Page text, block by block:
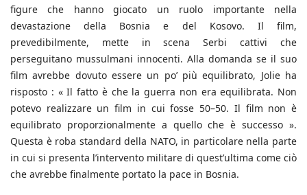
figure che hanno giocato un ruolo importante nella
devastazione della Bosnia e del Kosovo. Il film,
prevedibilmente, mette in scena Serbi cattivi che
perseguitano mussulmani innocenti. Alla domanda se il suo
film avrebbe dovuto essere un po’ più equilibrato, Jolie ha
risposto : « Il fatto è che la guerra non era equilibrata. Non
potevo realizzare un film in cui fosse 50–50. Il film non è
equilibrato proporzionalmente a quello che è successo ».
Questa è roba standard della NATO, in particolare nella parte
in cui si presenta l’intervento militare di quest’ultima come ciò
che avrebbe finalmente portato la pace in Bosnia.